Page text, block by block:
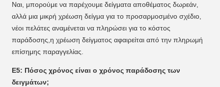
Ναι, μπορούμε να παρέχουμε δείγματα αποθέματος δωρεάν,
αλλά μια μικρή χρέωση δείγμα για το προσαρμοσμένο σχέδιο,
νέοι πελάτες αναμένεται να πληρώσει για το κόστος
παράδοσης,η χρέωση δείγματος αφαιρείται από την πληρωμή
επίσημης παραγγελίας.
Ε5: Πόσος χρόνος είναι ο χρόνος παράδοσης των
δειγμάτων;